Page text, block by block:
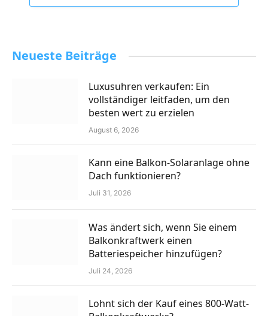
Neueste Beiträge
Luxusuhren verkaufen: Ein
vollständiger leitfaden, um den
besten wert zu erzielen
August 6, 2026
Kann eine Balkon-Solaranlage ohne
Dach funktionieren?
Juli 31, 2026
Was ändert sich, wenn Sie einem
Balkonkraftwerk einen
Batteriespeicher hinzufügen?
Juli 24, 2026
Lohnt sich der Kauf eines 800-Watt-